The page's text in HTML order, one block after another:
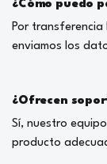
¿Cómo puedo
Por
enviamos los
¿Ofrecen
Sí, nuestro
producto